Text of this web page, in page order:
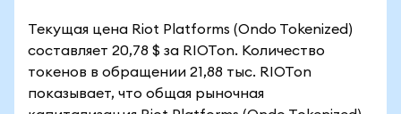
Текущая цена Riot Platforms (Ondo Tokenized)
составляет 20,78 $ за RIOTon. Количество
токенов в обращении 21,88 тыс. RIOTon
показывает, что общая рыночная